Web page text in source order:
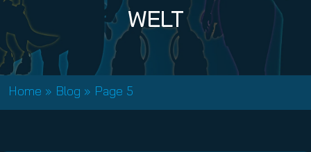
ELT
Home » Blog » Page 5